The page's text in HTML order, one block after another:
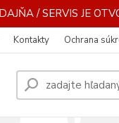
/ SERVIS JE
Kontakty Ochrana